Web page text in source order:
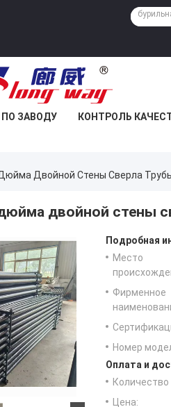
ЗАВОДУ КОНТРОЛЬ
Двойной Стены Сверла
двойной стены
Подробная
Место
Фирменное
Номер
Оплата и
Количество
Цена: